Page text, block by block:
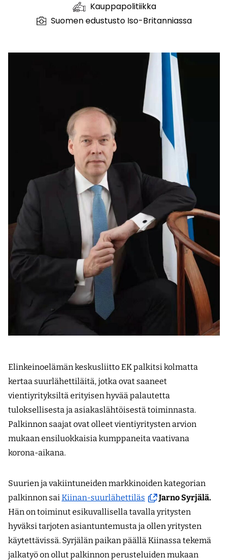
Kauppapolitiikka
Suomen edustusto Iso-Britanniassa
Elinkeinoelämän keskusliitto EK palkitsi kolmatta
kertaa suurlähettiläitä, jotka ovat saaneet
vientiyrityksiltä erityisen hyvää palautetta
tuloksellisesta ja asiakaslähtöisestä toiminnasta.
Palkinnon saajat ovat olleet vientiyritysten arvion
mukaan ensiluokkaisia kumppaneita vaativana
korona-aikana.
Suurien ja vakiintuneiden markkinoiden kategorian
palkinnon saiKiinan-suurlähettiläs (avautuu
uuteen
ikkunaan,
siirryt
toiseen
Jarno Syrjälä.
Hän on toiminut esikuvallisella tavalla yritysten
hyväksi tarjoten asiantuntemusta ja ollen yritysten
käytettävissä. Syrjälän paikan päällä Kiinassa tekemä
jalkatyö on ollut palkinnon perusteluiden mukaan